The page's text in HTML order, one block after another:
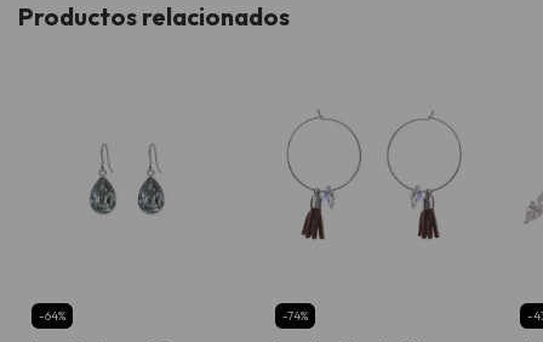
Productos relacionados
-64% -74% -